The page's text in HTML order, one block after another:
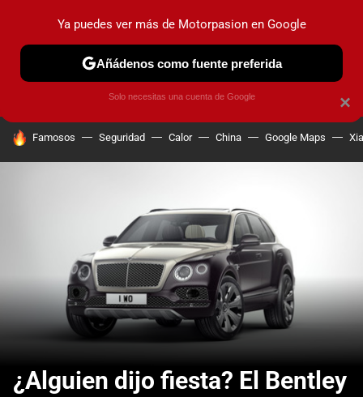
PRUEBAS COCHES ELÉCTRICOS OBSERVATORIO
HOY SE HABLA DE
Famosos Seguridad Calor China Google Maps
¿Alguien dijo fiesta? El Bentley
×
Ya puedes ver más de Motorpasion en Google
Añádenos como fuente preferida
Solo necesitas una cuenta de Google